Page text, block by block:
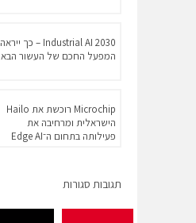
Industrial AI 2030 – כך ייראה
המפעל החכם של העשור הבא
Microchip רוכשת את Hailo
הישראלית ומרחיבה את
פעילותה בתחום ה־Edge AI
תגובות סגורות